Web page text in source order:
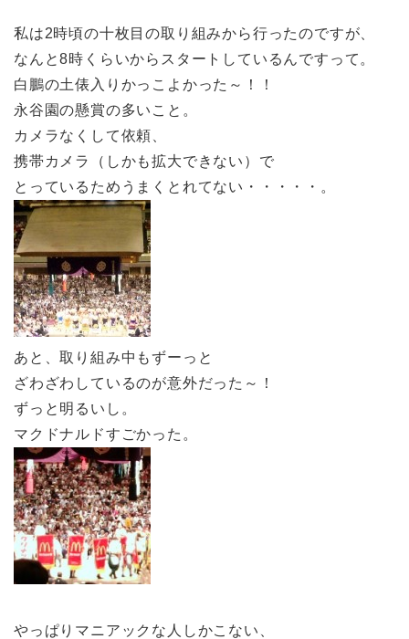
私は2時頃の十枚目の取り組みから行ったのですが、
なんと8時くらいからスタートしているんですって。
白鵬の土俵入りかっこよかった～！！
永谷園の懸賞の多いこと。
カメラなくして依頼、
携帯カメラ（しかも拡大できない）で
とっているためうまくとれてない・・・・・。
あと、取り組み中もずーっと
ざわざわしているのが意外だった～！
ずっと明るいし。
マクドナルドすごかった。
やっぱりマニアックな人しかこない、